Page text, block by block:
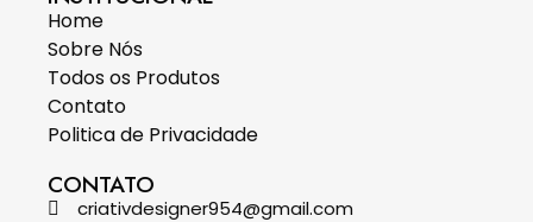
Home
Sobre Nós
Todos os Produtos
Contato
Politica de Privacidade
CONTATO
criativdesigner954@gmail.com